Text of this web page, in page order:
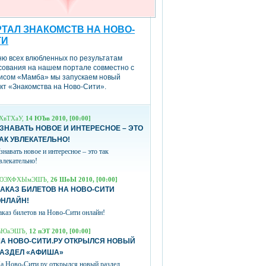
ЗНАКОМСТВ НА НОВО-
всех влюбленных по результатам
на нашем портале совместно с
«Мамба» мы запускаем новый
«Знакомства на Ново-Сити».
14 ЮЪв 2010, [00:00]
НОВОЕ И ИНТЕРЕСНОЕ – ЭТО
УВЛЕКАТЕЛЬНО!
новое и интересное – это так
26 ШоЫ 2010, [00:00]
БИЛЕТОВ НА НОВО-СИТИ
билетов на Ново-Сити онлайн!
12 пЭТ 2010, [00:00]
НОВО-СИТИ.РУ ОТКРЫЛСЯ НОВЫЙ
«АФИША»
Ново-Сити.ру открылся новый раздел